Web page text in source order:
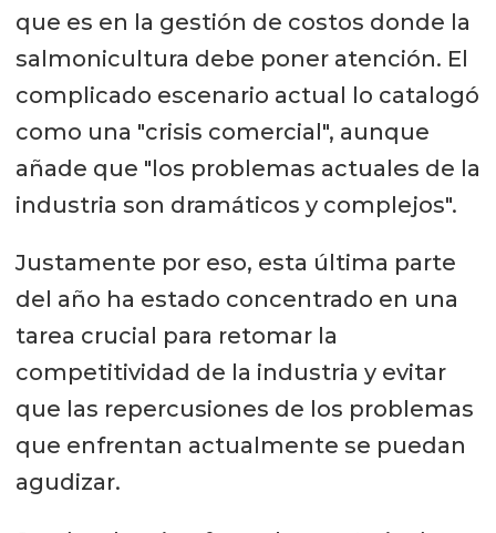
que es en la gestión de costos donde la
salmonicultura debe poner atención. El
complicado escenario actual lo catalogó
como una "crisis comercial", aunque
añade que "los problemas actuales de la
industria son dramáticos y complejos".
Justamente por eso, esta última parte
del año ha estado concentrado en una
tarea crucial para retomar la
competitividad de la industria y evitar
que las repercusiones de los problemas
que enfrentan actualmente se puedan
agudizar.